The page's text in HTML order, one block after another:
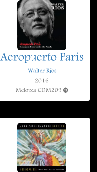
Aeropuerto Paris
Walter Ríos
2016
Melopea CDM209